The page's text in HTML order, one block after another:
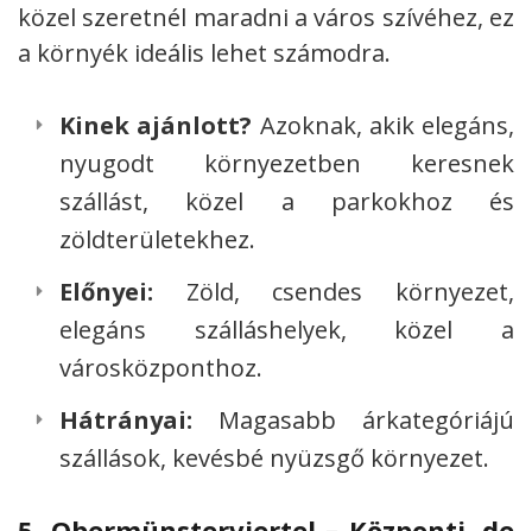
közel szeretnél maradni a város szívéhez, ez
a környék ideális lehet számodra.
Kinek ajánlott? Azoknak, akik elegáns,
nyugodt környezetben keresnek
szállást, közel a parkokhoz és
zöldterületekhez.
Előnyei: Zöld, csendes környezet,
elegáns szálláshelyek, közel a
városközponthoz.
Hátrányai: Magasabb árkategóriájú
szállások, kevésbé nyüzsgő környezet.